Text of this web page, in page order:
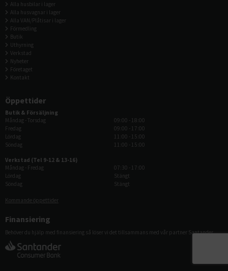
Alla husbilar i lager
Alla husvagnar i lager
Alla VAN/Plåtisar i lager
Förmedling
Butik
Uthyrning
Verkstad
Nyheter
Företaget
Kontakt
Öppettider
Butik & Försäljning
Måndag - Torsdag
Fredag
Lördag
Söndag
09:00 - 18:00
09:00 - 17:00
11:00 - 15:00
11:00 - 15:00
Verkstad (Tel 9-12 & 13-16)
Måndag - Fredag
Lördag
Söndag
07:30 - 17:00
Stängt
Stängt
Kommande öppettider
Finansiering
Behöver du hjälp med finansiering så löser vi det tillsammans med vår partner Santander.